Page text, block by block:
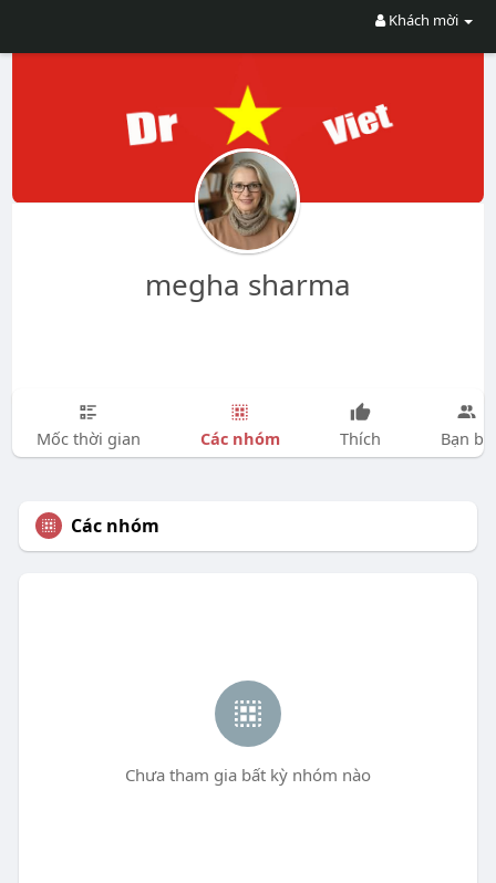
Khách mời
megha sharma
Mốc thời gian Các nhóm Thích Bạn bè
Các nhóm
Chưa tham gia bất kỳ nhóm nào